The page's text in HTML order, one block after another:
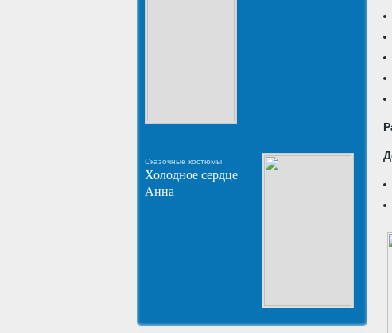
Сказочные костюмы
Холодное сердце
Анна